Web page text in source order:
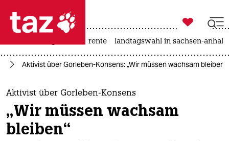
 taz zahl ich
taz zahl ich
themen
politik

taz zahl ich
rente landtagswahl in sachsen-anhalt
Aktivist über Gorleben-Konsens: „Wir müssen wachsam bleiben“
Aktivist über Gorleben-Konsens
„Wir müssen wachsam
bleiben“